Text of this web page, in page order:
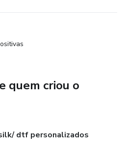
quem criou o
dtf personalizados